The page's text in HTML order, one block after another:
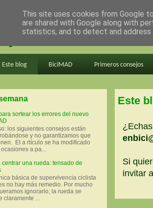
por madrid
Este blog BiciMAD Primeros consejos
Este
Si
invitar
sortear los errores del nuevo
los siguientes consejos están
y no garantizamos que
El a rtículo se ha modificado
a pa...
centrar una rueda: tensado de
básica de supervivencia ciclista
no hay más remedio. Por mucho
ignorarlo, la rueda se
claramente ...
This site uses cookies from Google
are shared with Google along with
statistics, and to detect and address